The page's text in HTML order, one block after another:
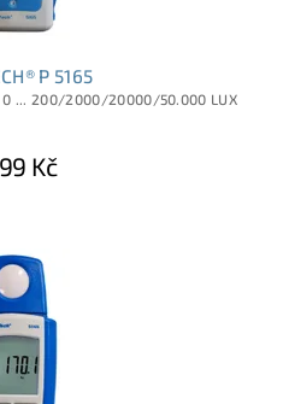
P 5165
0 ... 200/2000/20000/50.000 LUX
Kč